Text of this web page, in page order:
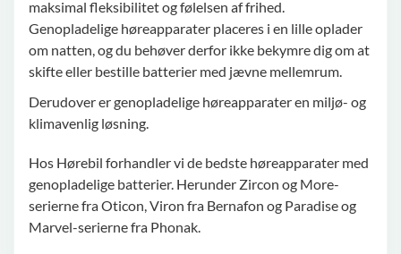
maksimal fleksibilitet og følelsen af frihed.
Genopladelige høreapparater placeres i en lille oplader
om natten, og du behøver derfor ikke bekymre dig om at
skifte eller bestille batterier med jævne mellemrum.
Derudover er genopladelige høreapparater en miljø- og
klimavenlig løsning.
Hos Hørebil forhandler vi de bedste høreapparater med
genopladelige batterier. Herunder Zircon og More-
serierne fra Oticon, Viron fra Bernafon og Paradise og
Marvel-serierne fra Phonak.